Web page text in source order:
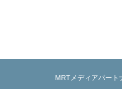
送
MRTメディアパート